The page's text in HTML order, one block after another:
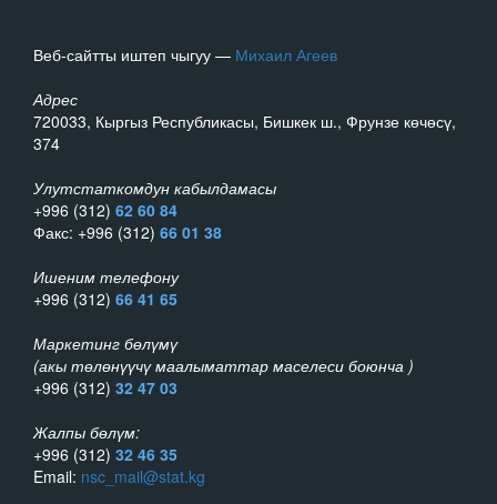
Веб-сайтты иштеп чыгуу — Михаил Агеев
Адрес
720033, Кыргыз Республикасы, Бишкек ш., Фрунзе көчөсү,
374
Улутстаткомдун кабылдамасы
+996 (312) 62 60 84
Факс: +996 (312) 66 01 38
Ишеним телефону
+996 (312) 66 41 65
Маркетинг бөлүмү
(акы төлөнүүчү маалыматтар маселеси боюнча )
+996 (312) 32 47 03
Жалпы бөлүм:
+996 (312) 32 46 35
Email: nsc_mail@stat.kg